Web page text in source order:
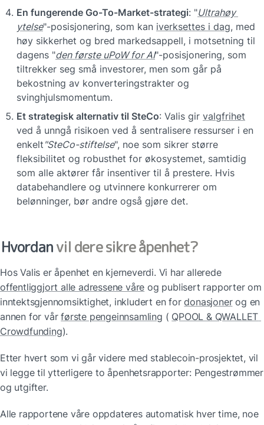
En fungerende Go-To-Market-strategi: "Ultrahøy
ytelse"-posisjonering, som kan iverksettes i dag, med
høy sikkerhet og bred markedsappell, i motsetning til
dagens "den første uPoW for AI"-posisjonering, som
tiltrekker seg små investorer, men som går på
bekostning av konverteringstrakter og
svinghjulsmomentum.
Et strategisk alternativ til SteCo: Valis gir valgfrihet
ved å unngå risikoen ved å sentralisere ressurser i en
enkelt "SteCo-stiftelse", noe som sikrer større
fleksibilitet og robusthet for økosystemet, samtidig
som alle aktører får insentiver til å prestere. Hvis
databehandlere og utvinnere konkurrerer om
belønninger, bør andre også gjøre det.
Hvordan vil dere sikre åpenhet?
Hos Valis er åpenhet en kjerneverdi. Vi har allerede
offentliggjort alle adressene våre og publisert rapporter om
inntektsgjennomsiktighet, inkludert en for donasjoner og en
annen for vår første pengeinnsamling ( QPOOL & QWALLET
Crowdfunding).
Etter hvert som vi går videre med stablecoin-prosjektet, vil
vi legge til ytterligere to åpenhetsrapporter: Pengestrømmer
og utgifter.
Alle rapportene våre oppdateres automatisk hver time, noe